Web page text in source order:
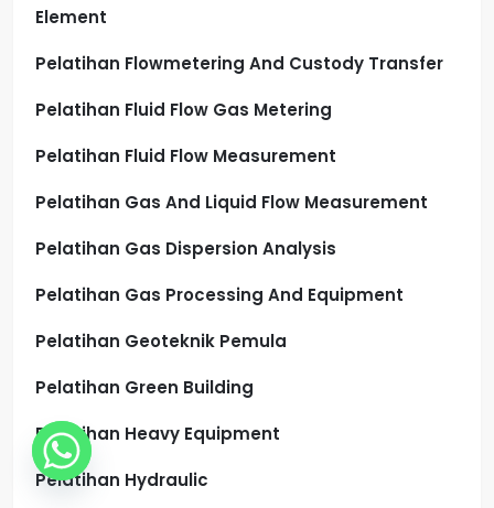
Element
Pelatihan Flowmetering And Custody Transfer
Pelatihan Fluid Flow Gas Metering
Pelatihan Fluid Flow Measurement
Pelatihan Gas And Liquid Flow Measurement
Pelatihan Gas Dispersion Analysis
Pelatihan Gas Processing And Equipment
Pelatihan Geoteknik Pemula
Pelatihan Green Building
Pelatihan Heavy Equipment
Pelatihan Hydraulic